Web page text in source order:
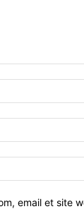
email et site